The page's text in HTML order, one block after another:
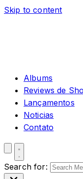
Skip to content
Albums
Reviews de
Lançamentos
Noticias
Contato
Search for: